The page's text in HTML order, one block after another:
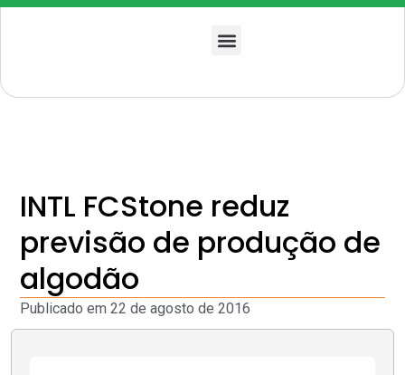
INTL FCStone reduz
previsão de produção de
algodão
Publicado em 22 de agosto de 2016